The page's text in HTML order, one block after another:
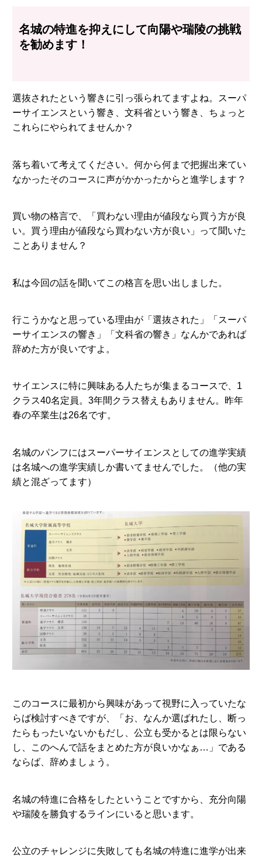
名城の特進を抑えにして向陽や瑞陵の挑戦
を勧めます！
選抜されたという響きに引っ張られてますよね。スーパ
ーサイエンスという響き、文科省という響き、ちょっと
これらにやられてませんか？
落ち着いて考えてください。何から何まで把握出来てい
なかったそのコースに声がかかったからと進学します？
買い物の格言で、「買わない理由が値段なら買う方が良
い。買う理由が値段なら買わない方が良い」って聞いた
ことありません？
私は今回の話を聞いてこの格言を思い出しました。
行こうかなと思っている理由が「選抜された」「スーパ
ーサイエンスの響き」「文科省の響き」なんかであれば
辞めた方が良いですよ。
サイエンスに特に興味ある人たちが集まるコースで、1
クラス40名定員。3年間クラス替えもありません。昨年
春の卒業生は26名です。
名城のパンフにはスーパーサイエンスとしての進学実績
は名城への進学実績しか書いてませんでした。（他の実
績と混ざってます）
このコースに最初から興味があって視野に入っていたな
らば検討すべきですが、「お、なんか選ばれたし、断っ
たらもったいないかもだし、公立も受かるとは限らない
し、このへんで話をまとめた方が良いかなぁ…」である
ならば、辞めましょう。
名城の特進に合格をしたということですから、充分向陽
や瑞陵を勝負するラインにいると思います。
公立のチャレンジに失敗しても名城の特進に進学が出来